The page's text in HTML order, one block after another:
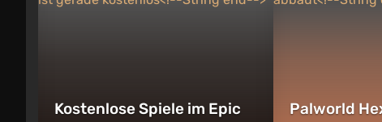
Kostenlose Spiele im Epic
Palworld